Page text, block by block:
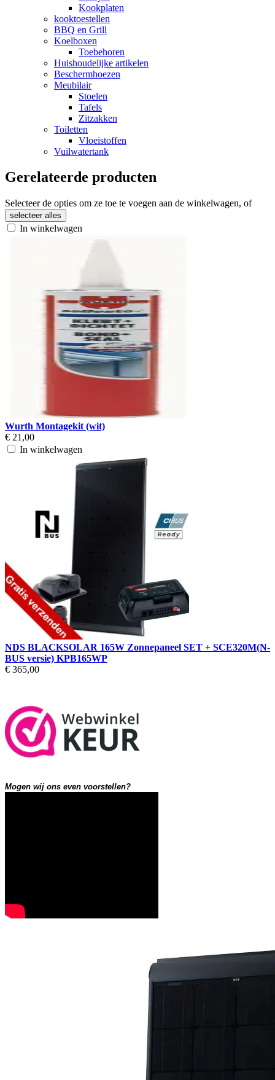
Kookplaten
kooktoestellen
BBQ en Grill
Koelboxen
Toebehoren
Huishoudelijke artikelen
Beschermhoezen
Meubilair
Stoelen
Tafels
Zitzakken
Toiletten
Vloeistoffen
Vuilwatertank
Gerelateerde producten
Selecteer de opties om ze toe te voegen aan de winkelwagen, of
selecteer alles
In winkelwagen
Wurth Montagekit (wit)
€ 21,00
In winkelwagen
NDS BLACKSOLAR 165W Zonnepaneel SET + SCE320M(N-
BUS versie) KPB165WP
€ 365,00
Mogen wij ons even voorstellen?